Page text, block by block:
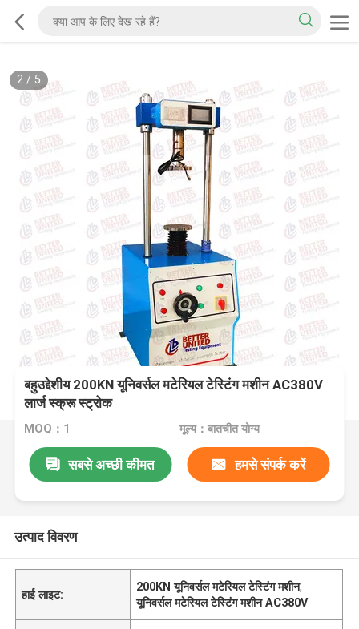
2/ 5
बहुउद्देशीय 200KN यूनिवर्सल मटेरियल टेस्टिंग मशीन AC380V
लार्ज स्क्रू स्ट्रोक
MOQ：1 मूल्य：बातचीत योग्य
सबसे अच्छी कीमत हमसे संपर्क करें
उत्पाद विवरण
हाई लाइट:
200KN यूनिवर्सल मटेरियल टेस्टिंग मशीन,
यूनिवर्सल मटेरियल टेस्टिंग मशीन AC380V